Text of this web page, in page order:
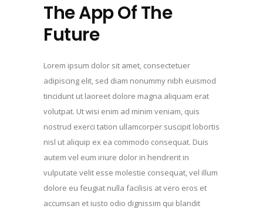
The App Of The
Future
Lorem ipsum dolor sit amet, consectetuer
adipiscing elit, sed diam nonummy nibh euismod
tincidunt ut laoreet dolore magna aliquam erat
volutpat. Ut wisi enim ad minim veniam, quis
nostrud exerci tation ullamcorper suscipit lobortis
nisl ut aliquip ex ea commodo consequat. Duis
autem vel eum iriure dolor in hendrerit in
vulputate velit esse molestie consequat, vel illum
dolore eu feugiat nulla facilisis at vero eros et
accumsan et iusto odio dignissim qui blandit